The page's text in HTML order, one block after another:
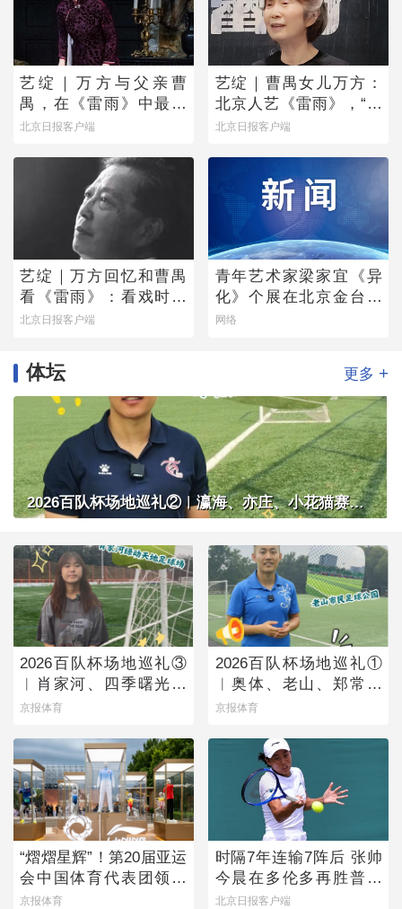
艺绽｜万方与父亲曹
禺，在《雷雨》中最爱
蘩漪
北京日报客户端
艺绽｜曹禺女儿万方：
北京人艺《雷雨》，“是
它原生的样子”
北京日报客户端
艺绽｜万方回忆和曹禺
看《雷雨》：看戏时吓
哭，被父亲“抄”出剧场
北京日报客户端
青年艺术家梁家宜《异
化》个展在北京金台艺
术馆启幕：以先锋艺术
网络
体坛 更多 +
2026百队杯场地巡礼②︱瀛海、亦庄、小花猫赛区将承办多组别百队杯比赛
2026百队杯场地巡礼③
︱肖家河、四季曙光赛
区
京报体育
2026百队杯场地巡礼①
︱奥体、老山、郑常庄
赛区静候百队杯开幕
京报体育
“熠熠星辉”！第20届亚运
会中国体育代表团领奖
装备发布
京报体育
时隔7年连输7阵后 张帅
今晨在多伦多再胜普丁
塞娃
北京日报客户端